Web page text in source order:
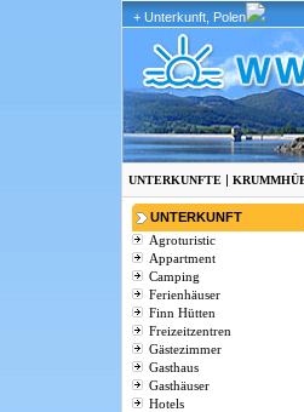
+ Unterkunft, Polen
UNTERKUNFTE |
UNTERKUNFT
Agroturistic
Appartment
Camping
Ferienhäuser
Finn Hütten
Freizeitzentren
Gästezimmer
Gasthaus
Gasthäuser
Hotels